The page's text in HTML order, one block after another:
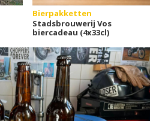
Bierpakketten
Stadsbrouwerij Vos
biercadeau (4x33cl)